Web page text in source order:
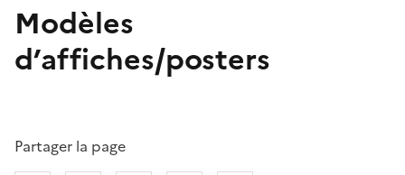
Modèles
d’affiches/posters
Partager la page